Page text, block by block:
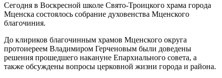
Сегодня в Воскресной школе Свято-Троицкого храма города
Мценска состоялось собрание духовенства Мценского
благочиния.
До клириков благочинным храмов Мценского округа
протоиереем Владимиром Герченовым были доведены
решения прошедшего накануне Епархиального совета, а
также обсуждены вопросы церковной жизни города и района.